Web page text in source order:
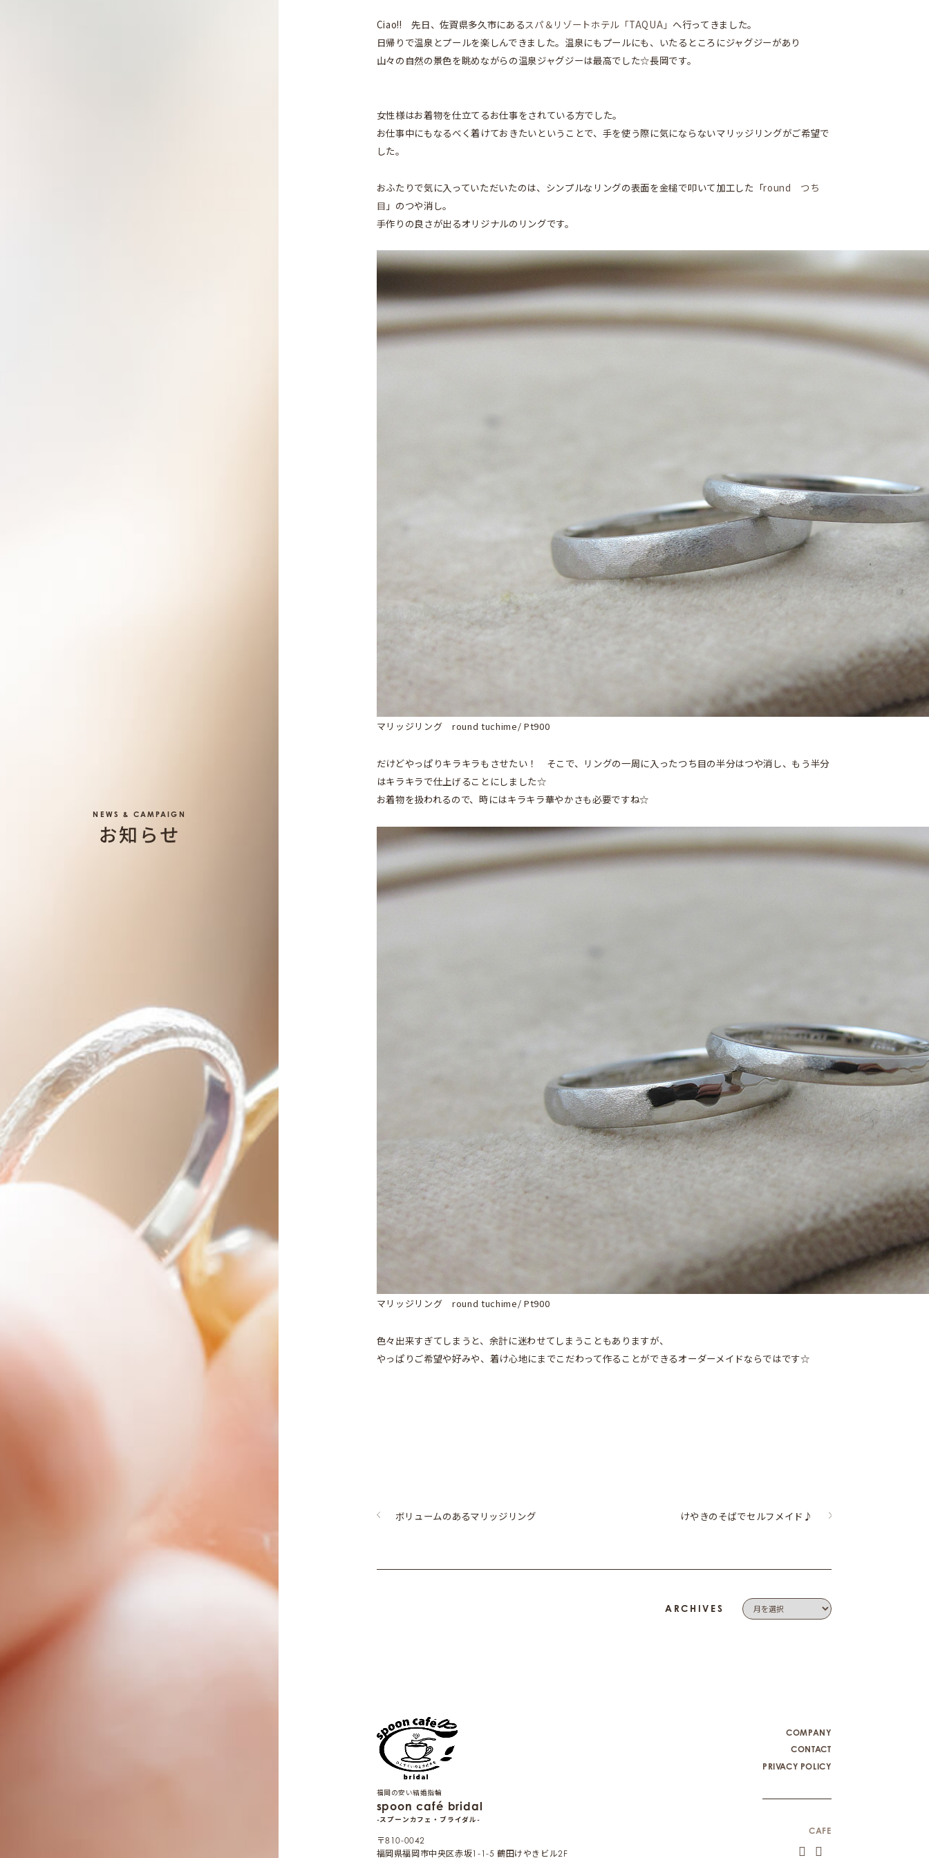
NEWS & CAMPAIGN
お知らせ
Ciao!! 先日、佐賀県多久市にあるスパ＆リゾートホテル「TAQUA」 へ行ってきました。
日帰りで温泉とプールを楽しんできました。温泉にもプールにも、いたるところにジャグジーがあり
山々の自然の景色を眺めながらの温泉ジャグジーは最高でした☆長岡です。
女性様はお着物を仕立てるお仕事をされている方でした。
お仕事中にもなるべく着けておきたいということで、手を使う際に気にならないマリッジリングがご希望で
した。
おふたりで気に入っていただいたのは、シンプルなリングの表面を金槌で叩いて加工した「round つち
目 」のつや消し。
手作りの良さが出るオリジナルのリングです。
マリッジリング round tuchime/ Pt900
だけどやっぱりキラキラもさせたい！ そこで、リングの一周に入ったつち目の半分はつや消し、もう半分
はキラキラで仕上げることにしました☆
お着物を扱われるので、時にはキラキラ華やかさも必要ですね☆
マリッジリング round tuchime/ Pt900
色々出来すぎてしまうと、余計に迷わせてしまうこともありますが、
やっぱりご希望や好みや、着け心地にまでこだわって作ることができるオーダーメイドならではです☆
ボリュームのあるマリッジリング けやきのそばでセルフメイド♪
ARCHIVES
福岡の安い結婚指輪
spoon café bridal
-スプーンカフェ・ブライダル-
〒810-0042
福岡県福岡市中央区赤坂1-1-5 鶴田けやきビル2F
COMPANY
CONTACT
PRIVACY POLICY
CAFE